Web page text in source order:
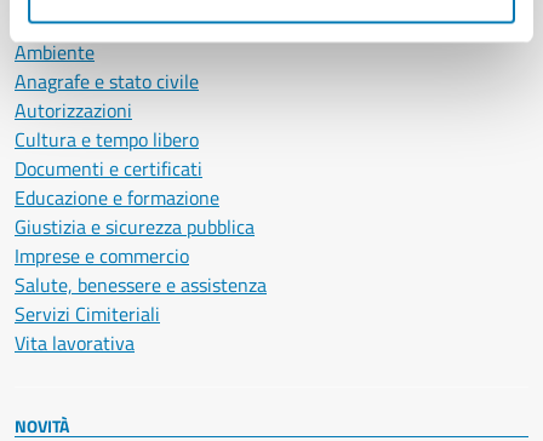
CATEGORIE DI SERVIZIO
Ambiente
Anagrafe e stato civile
Autorizzazioni
Cultura e tempo libero
Documenti e certificati
Educazione e formazione
Giustizia e sicurezza pubblica
Imprese e commercio
Salute, benessere e assistenza
Servizi Cimiteriali
Vita lavorativa
NOVITÀ